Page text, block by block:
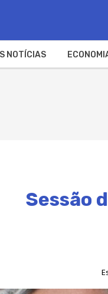
NOTÍCIAS
Sessão